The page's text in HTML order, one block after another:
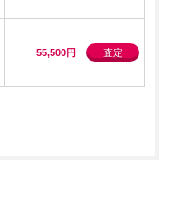
55,500円 査定